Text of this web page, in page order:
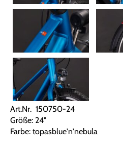
Art.Nr. 150750-24
Größe: 24"
Farbe: topasblue'n'nebula